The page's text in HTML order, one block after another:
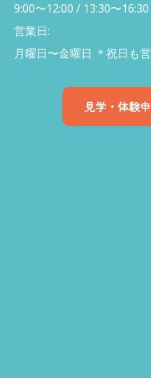
9:00〜12:00 / 13:30〜16:30
営業日:
月曜日〜金曜日 ＊祝日も
見学・体験